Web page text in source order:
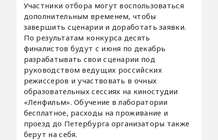
Участники отбора могут воспользоваться
дополнительным временем, чтобы
завершить сценарии и доработать заявки.
По результатам конкурса десять
финалистов будут с июня по декабрь
разрабатывать свои сценарии под
руководством ведущих российских
режиссеров и участвовать в очных
образовательных сессиях на киностудии
«Ленфильм». Обучение в лаборатории
бесплатное, расходы на проживание и
проезд до Петербурга организаторы также
берут на себя.